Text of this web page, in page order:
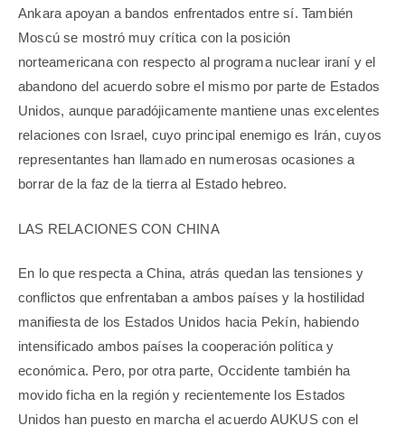
Ankara apoyan a bandos enfrentados entre sí. También
Moscú se mostró muy crítica con la posición
norteamericana con respecto al programa nuclear iraní y el
abandono del acuerdo sobre el mismo por parte de Estados
Unidos, aunque paradójicamente mantiene unas excelentes
relaciones con Israel, cuyo principal enemigo es Irán, cuyos
representantes han llamado en numerosas ocasiones a
borrar de la faz de la tierra al Estado hebreo.
LAS RELACIONES CON CHINA
En lo que respecta a China, atrás quedan las tensiones y
conflictos que enfrentaban a ambos países y la hostilidad
manifiesta de los Estados Unidos hacia Pekín, habiendo
intensificado ambos países la cooperación política y
económica. Pero, por otra parte, Occidente también ha
movido ficha en la región y recientemente los Estados
Unidos han puesto en marcha el acuerdo AUKUS con el